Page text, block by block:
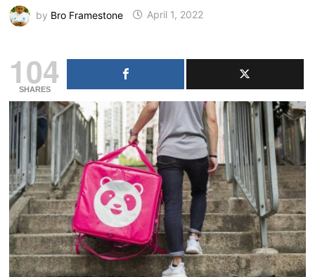
by Bro Framestone April 1, 2022
104
SHARES